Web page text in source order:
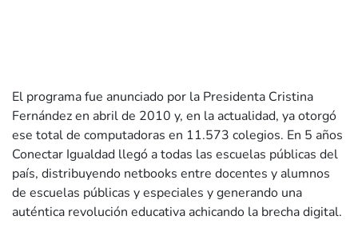
El programa fue anunciado por la Presidenta Cristina
Fernández en abril de 2010 y, en la actualidad, ya otorgó
ese total de computadoras en 11.573 colegios. En 5 años
Conectar Igualdad llegó a todas las escuelas públicas del
país, distribuyendo netbooks entre docentes y alumnos
de escuelas públicas y especiales y generando una
auténtica revolución educativa achicando la brecha digital.